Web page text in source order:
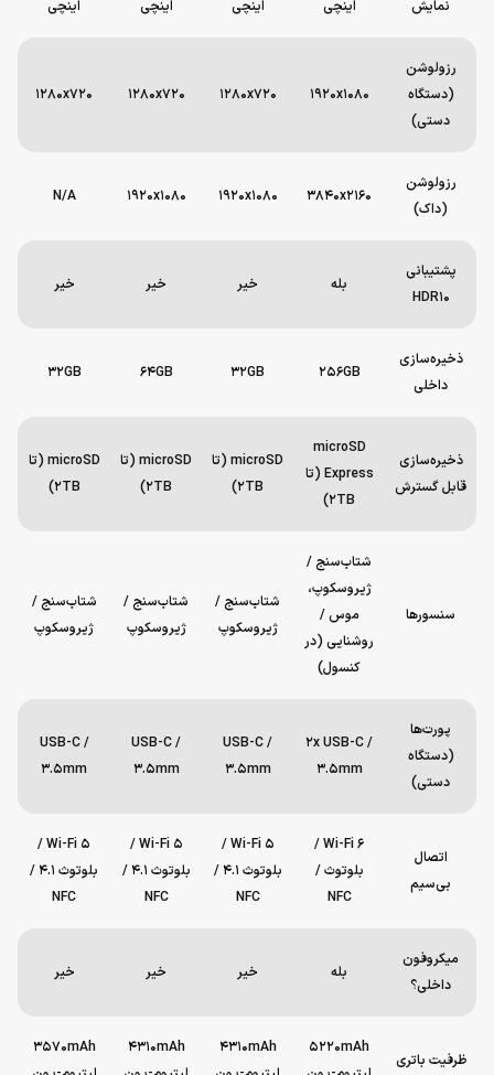
نمایش
اینچی
اینچی
اینچی
اینچی
رزولوشن
(دستگاه
دستی)
1920x1080
1280x720
1280x720
1280x720
رزولوشن
(داک)
3840x2160
1920x1080
1920x1080
N/A
پشتیبانی
HDR10
بله خیر خیر خیر
ذخیره‌سازی
داخلی
256GB
32GB
64GB
32GB
ذخیره‌سازی
قابل گسترش
microSD
Express (تا
2TB)
microSD (تا
2TB)
microSD (تا
2TB)
microSD (تا
2TB)
سنسورها
شتاب‌سنج /
ژیروسکوپ،
موس /
روشنایی (در
کنسول)
شتاب‌سنج /
ژیروسکوپ
شتاب‌سنج /
ژیروسکوپ
شتاب‌سنج /
ژیروسکوپ
پورت‌ها
(دستگاه
دستی)
2x USB-C /
3.5mm
USB-C /
3.5mm
USB-C /
3.5mm
USB-C /
3.5mm
اتصال
بی‌سیم
Wi-Fi 6 /
بلوتوث /
NFC
Wi-Fi 5 /
بلوتوث 4.1 /
NFC
Wi-Fi 5 /
بلوتوث 4.1 /
NFC
Wi-Fi 5 /
بلوتوث 4.1 /
NFC
میکروفون
داخلی؟
بله خیر خیر خیر
ظرفیت باتری
5220mAh
4310mAh
4310mAh
3570mAh